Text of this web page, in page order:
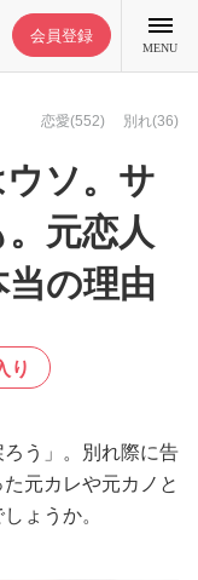
会員登録
MENU
恋愛(552) 別れ(36)
ウソ。サ
元恋人
の理由
り
ろう」。別れ際に告
元カレや元カノと
ょうか。